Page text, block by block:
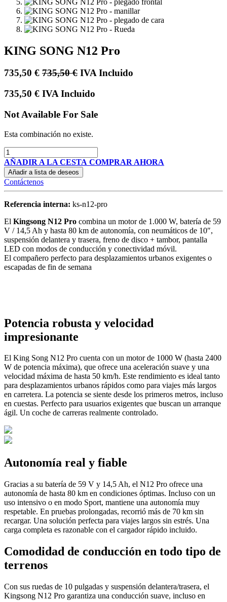
KING SONG N12 Pro
735,50 € 735,50€ IVA Incluido
735,50 € IVA Incluido
Not Available For Sale
Esta combinación no existe.
AÑADIR A LA CESTA COMPRAR AHORA
Añadir a lista de deseos
Contáctenos
Referencia interna: ks-n12-pro
El Kingsong N12 Pro combina un motor de 1.000 W, batería de 59
V / 14,5 Ah y hasta 80 km de autonomía, con neumáticos de 10″,
suspensión delantera y trasera, freno de disco + tambor, pantalla
LED con modos de conducción y conectividad móvil.
El compañero perfecto para desplazamientos urbanos exigentes o
escapadas de fin de semana
Potencia robusta y velocidad
impresionante
El King Song N12 Pro cuenta con un motor de 1000 W (hasta 2400
W de potencia máxima), que ofrece una aceleración suave y una
velocidad máxima de hasta 50 km/h. Este rendimiento es ideal tanto
para desplazamientos urbanos rápidos como para viajes más largos
en carretera. La potencia se siente desde los primeros metros, incluso
en cuestas. Perfecto para usuarios exigentes que buscan un arranque
ágil. Un coche de carreras realmente controlado.
Autonomía real y fiable
Gracias a su batería de 59 V y 14,5 Ah, el N12 Pro ofrece una
autonomía de hasta 80 km en condiciones óptimas. Incluso con un
uso intensivo o en modo Sport, mantiene una autonomía muy
respetable. En pruebas prolongadas, recorrió más de 70 km sin
recargar. Una solución perfecta para viajes largos sin estrés. Una
carga completa es razonable con el cargador rápido incluido.
Comodidad de conducción en todo tipo de
terrenos
Con sus ruedas de 10 pulgadas y suspensión delantera/trasera, el
Kingsong N12 Pro garantiza una conducción suave, incluso en